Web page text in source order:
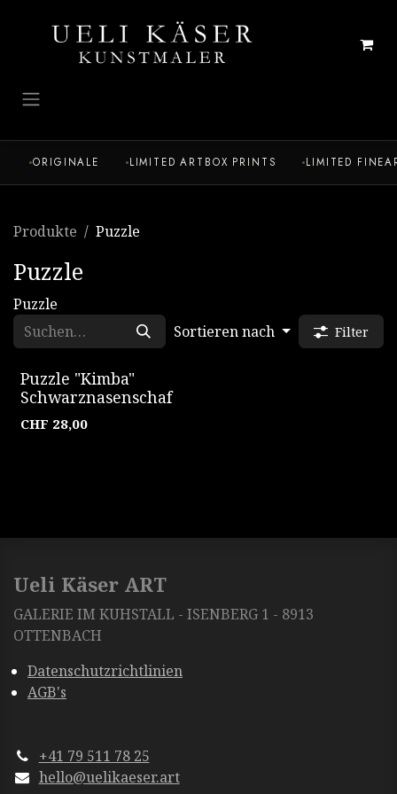
ORIGINALE LIMITED ARTBOX PRINTS LIMITED
Produkte Puzzle
Puzzle
Puzzle
Sortieren nach
Filter
Puzzle "Kimba"
Schwarznasenschaf
CHF 28,00
Ueli Käser ART
GALERIE IM KUHSTALL - ISENBERG 1 - 8913
OTTENBACH
Datenschutzrichtlinien
AGB's
+41 79 511 78 25
hello@uelikaeser.art